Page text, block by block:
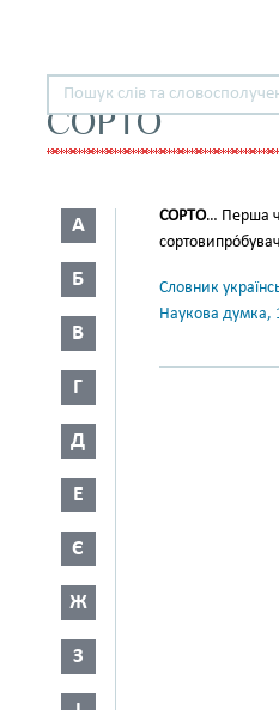
СОРТО
А
Б
В
Г
Д
Е
Є
Ж
З
СОРТО… Перша
Словник
Наукова думка,